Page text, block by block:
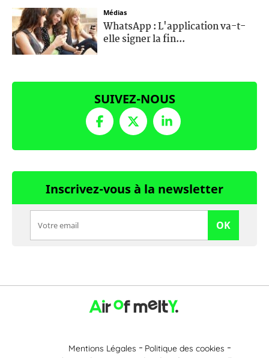
Médias
WhatsApp : L'application va-t-
elle signer la fin...
SUIVEZ-NOUS
Inscrivez-vous à la newsletter
OK
Mentions Légales
Politique des cookies